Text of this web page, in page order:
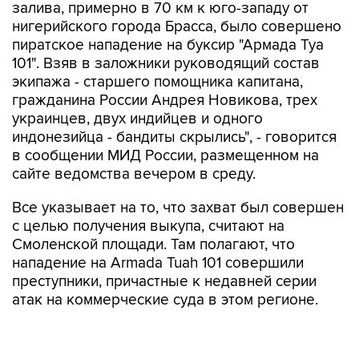
залива, примерно в 70 км к юго-западу от
нигерийского города Брасса, было совершено
пиратское нападение на буксир "Армада Туа
101". Взяв в заложники руководящий состав
экипажа - старшего помощника капитана,
гражданина России Андрея Новикова, трех
украинцев, двух индийцев и одного
индонезийца - бандиты скрылись", - говорится
в сообщении МИД России, размещенном на
сайте ведомства вечером в среду.
Все указывает на то, что захват был совершен
с целью получения выкупа, считают на
Смоленской площади. Там полагают, что
нападение на Armada Tuah 101 совершили
преступники, причастные к недавней серии
атак на коммерческие суда в этом регионе.